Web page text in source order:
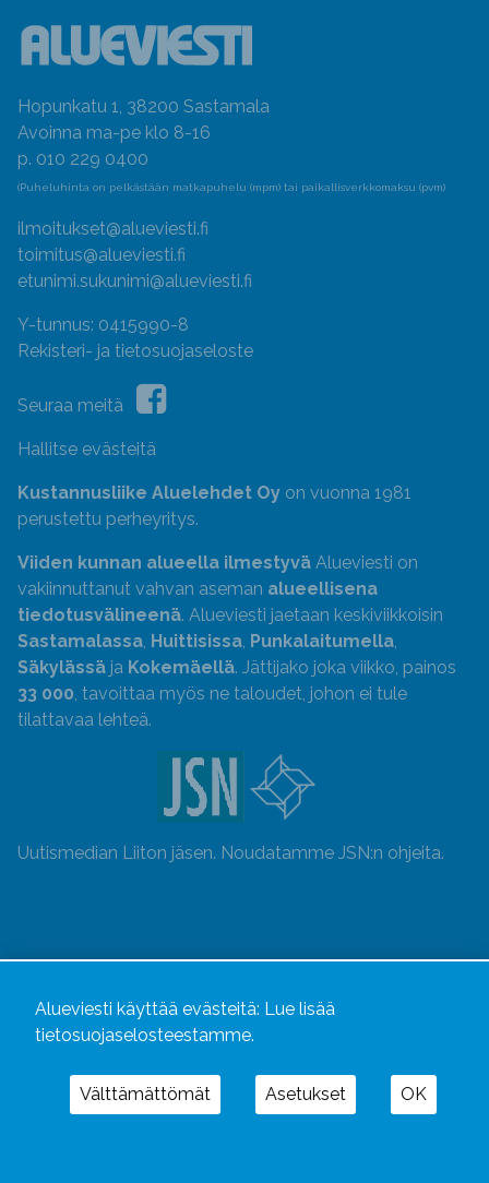
Hopunkatu 1, 38200 Sastamala
Avoinna ma-pe klo 8-16
p. 010 229 0400
(Puheluhinta on pelkästään matkapuhelu (mpm) tai paikallisverkkomaksu (pvm)
ilmoitukset@alueviesti.fi
toimitus@alueviesti.fi
etunimi.sukunimi@alueviesti.fi
Y-tunnus: 0415990-8
Rekisteri- ja tietosuojaseloste
Seuraa meitä
Hallitse evästeitä
Kustannusliike Aluelehdet Oy on vuonna 1981
perustettu perheyritys.
Viiden kunnan alueella ilmestyvä Alueviesti on
vakiinnuttanut vahvan aseman alueellisena
tiedotusvälineenä. Alueviesti jaetaan keskiviikkoisin
Sastamalassa, Huittisissa, Punkalaitumella,
Säkylässä ja Kokemäellä. Jättijako joka viikko, painos
33 000, tavoittaa myös ne taloudet, johon ei tule
tilattavaa lehteä.
Uutismedian Liiton jäsen. Noudatamme JSN:n ohjeita.
Alueviesti käyttää evästeitä: Lue lisää
tietosuojaselosteestamme.
Välttämättömät Asetukset OK